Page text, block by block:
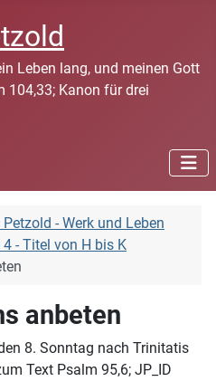
Leben lang, und meinen Gott
104,33; Kanon für drei
- Werk und Leben
- Titel von H bis K
anbeten
8. Sonntag nach Trinitatis
Text Psalm 95,6; JP_ID